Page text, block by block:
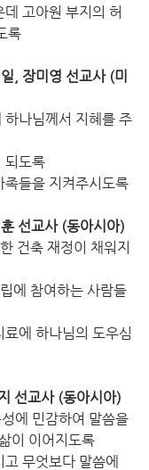
고아원 부지의 허
록
, 장미영 선교사 (미
나님께서 지혜를 주
되도록
족들을 지켜주시도록
선교사 (동아시아)
건축 재정이 채워지
에 참여하는 사람들
에 하나님의 도우심
선교사 (동아시아)
에 민감하여 말씀을
이 이어지도록
무엇보다 말씀에